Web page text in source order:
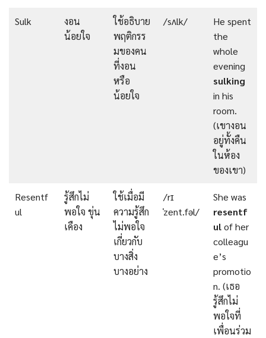
Sulk
งอน
น้อยใจ
ใช้อธิบาย
พฤติกรร
มของคน
ที่งอน
หรือ
น้อยใจ
/sʌlk/
He spent
the
whole
evening
sulking
in his
room.
(เขางอน
อยู่ทั้งคืน
ในห้อง
ของเขา)
Resentf
ul
รู้สึกไม่
พอใจ ขุ่น
เคือง
ใช้เมื่อมี
ความรู้สึก
ไม่พอใจ
เกี่ยวกับ
บางสิ่ง
บางอย่าง
/rɪ
ˈzent.fəl/
She was
resentf
ulof her
colleagu
e’s
promotio
n. (เธอ
รู้สึกไม่
พอใจที่
เพื่อนร่วม